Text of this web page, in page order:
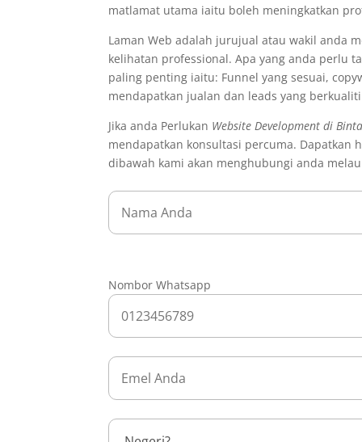
matlamat utama iaitu boleh meningkatkan
Laman Web adalah jurujual atau wakil anda
kelihatan professional. Apa yang anda perlu
paling penting iaitu: Funnel yang sesuai,
mendapatkan jualan dan leads yang
Jika anda Perlukan Website Development di
mendapatkan konsultasi percuma. Dapatkan
dibawah kami akan menghubungi anda
Nombor Whatsapp